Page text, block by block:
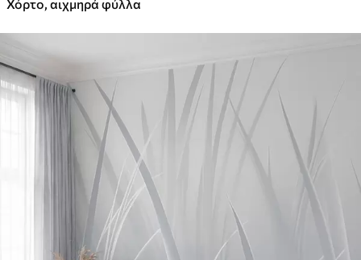
Χόρτο, αιχμηρά φύλλα